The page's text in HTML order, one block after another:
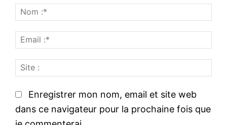
o
:m
ii
Enregistrer mon nom, email et site web
dans ce navigateur pour la prochaine fois que